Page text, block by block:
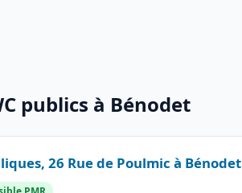
publics à Bénodet
26 Rue de Poulmic à Bénodet